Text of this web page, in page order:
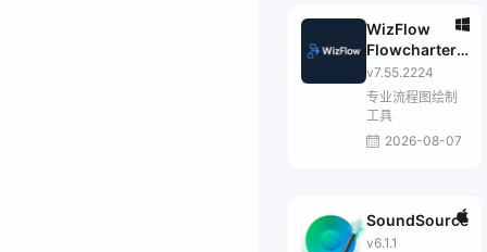
WizFlow
Flowcharter
Professional
v7.55.2224
专业流程图绘制
工具
2026-08-07
SoundSource
v6.1.1